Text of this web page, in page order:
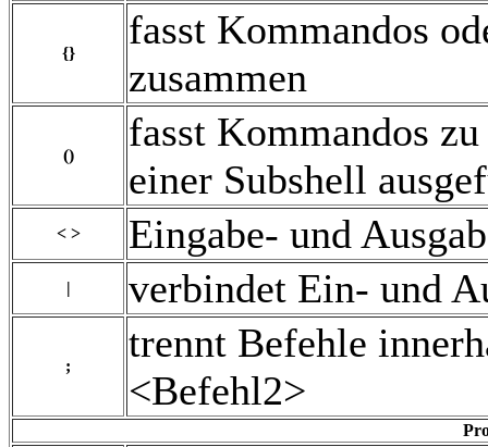
{}
fasst Kommandos
zusammen
()
fasst Kommandos
einer Subshell
< > Eingabe- und
| verbindet Ein- und
;
trennt Befehle
<Befehl2>